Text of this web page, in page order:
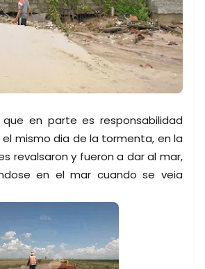
en parte es responsabilidad
mismo dia de la tormenta, en la
revalsaron y fueron a dar al mar,
en el mar cuando se veia